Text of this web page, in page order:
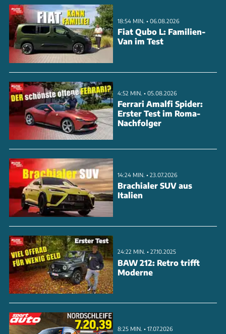
Diese Besonderheit könnte die Fahrsicherheit
beeinträchtigen. Innen überzeugt der Cybertruck mit
praktischen Features, jedoch sind unlackierte
Blechteile und sichtbare Schweißpunkte zu sehen.
Die Verarbeitung der Außenhaut ist scharfkantig
und könnte Fußgänger gefährden. Trotz dieser
Kritikpunkte bietet der Cybertruck interessante
Einblicke in die Zukunft der Elektromobilität. Sehen
Sie sich das Video an, um mehr über die
Herausforderungen und Potenziale dieses
einzigartigen Fahrzeugs zu erfahren.
ANZEIGE
18:54 MIN. • 06.08.2026
Fiat Qubo L: Familien-
Van im Test
4:52 MIN. • 05.08.2026
Ferrari Amalfi Spider:
Erster Test im Roma-
Nachfolger
14:24 MIN. • 23.07.2026
Brachialer SUV aus
Italien
24:22 MIN. • 27.10.2025
BAW 212: Retro trifft
Moderne
8:25 MIN. • 17.07.2026